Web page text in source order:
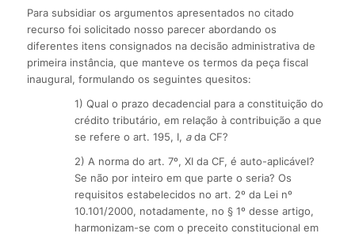
Para subsidiar os argumentos apresentados no citado
recurso foi solicitado nosso parecer abordando os
diferentes itens consignados na decisão administrativa de
primeira instância, que manteve os termos da peça fiscal
inaugural, formulando os seguintes quesitos:
1) Qual o prazo decadencial para a constituição do
crédito tributário, em relação à contribuição a que
se refere o art. 195, I, ada CF?
2) A norma do art. 7º, XI da CF, é auto-aplicável?
Se não por inteiro em que parte o seria? Os
requisitos estabelecidos no art. 2º da Lei nº
10.101/2000, notadamente, no § 1º desse artigo,
harmonizam-se com o preceito constitucional em